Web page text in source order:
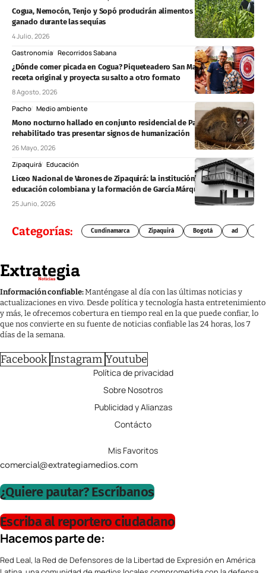
Cogua, Nemocón, Tenjo y Sopó producirán alimentos para proteger el
ganado durante las sequías
4 Julio, 2026
Gastronomía Recorridos Sabana
¿Dónde comer picada en Cogua? Piqueteadero San Martín: custodia la
receta original y proyecta su salto a otro formato
8 Agosto, 2026
Pacho Medio ambiente
Mono nocturno hallado en conjunto residencial de Pacho será
rehabilitado tras presentar signos de humanización
26 Mayo, 2026
Zipaquirá Educación
Liceo Nacional de Varones de Zipaquirá: la institución que marcó la
educación colombiana y la formación de García Márquez
25 Junio, 2026
Categorías: Cundinamarca Zipaquirá Bogotá ad
Información confiable:Manténgase al día con las últimas noticias y
actualizaciones en vivo. Desde política y tecnología hasta entretenimiento
y más, le ofrecemos cobertura en tiempo real en la que puede confiar, lo
que nos convierte en su fuente de noticias confiable las 24 horas, los 7
días de la semana.
Facebook Instagram Youtube
Política de privacidad
Sobre Nosotros
Publicidad y Alianzas
Contácto
Mis Favoritos
comercial@extrategiamedios.com
¿Quiere pautar? Escríbanos
Escriba al reportero ciudadano
Hacemos parte de:
Red Leal, la Red de Defensores de la Libertad de Expresión en América